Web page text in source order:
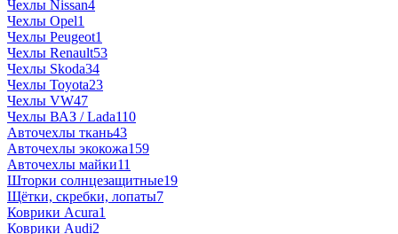
Чехлы Nissan4
Чехлы Opel1
Чехлы Peugeot1
Чехлы Renault53
Чехлы Skoda34
Чехлы Toyota23
Чехлы VW47
Чехлы ВАЗ / Lada110
Авточехлы ткань43
Авточехлы экокожа159
Авточехлы майки11
Шторки солнцезащитные19
Щётки, скребки, лопаты7
Коврики Acura1
Коврики Audi2